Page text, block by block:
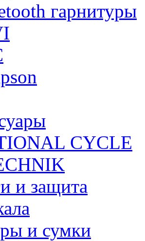
гарнитуры
CYCLE
и защита
и сумки